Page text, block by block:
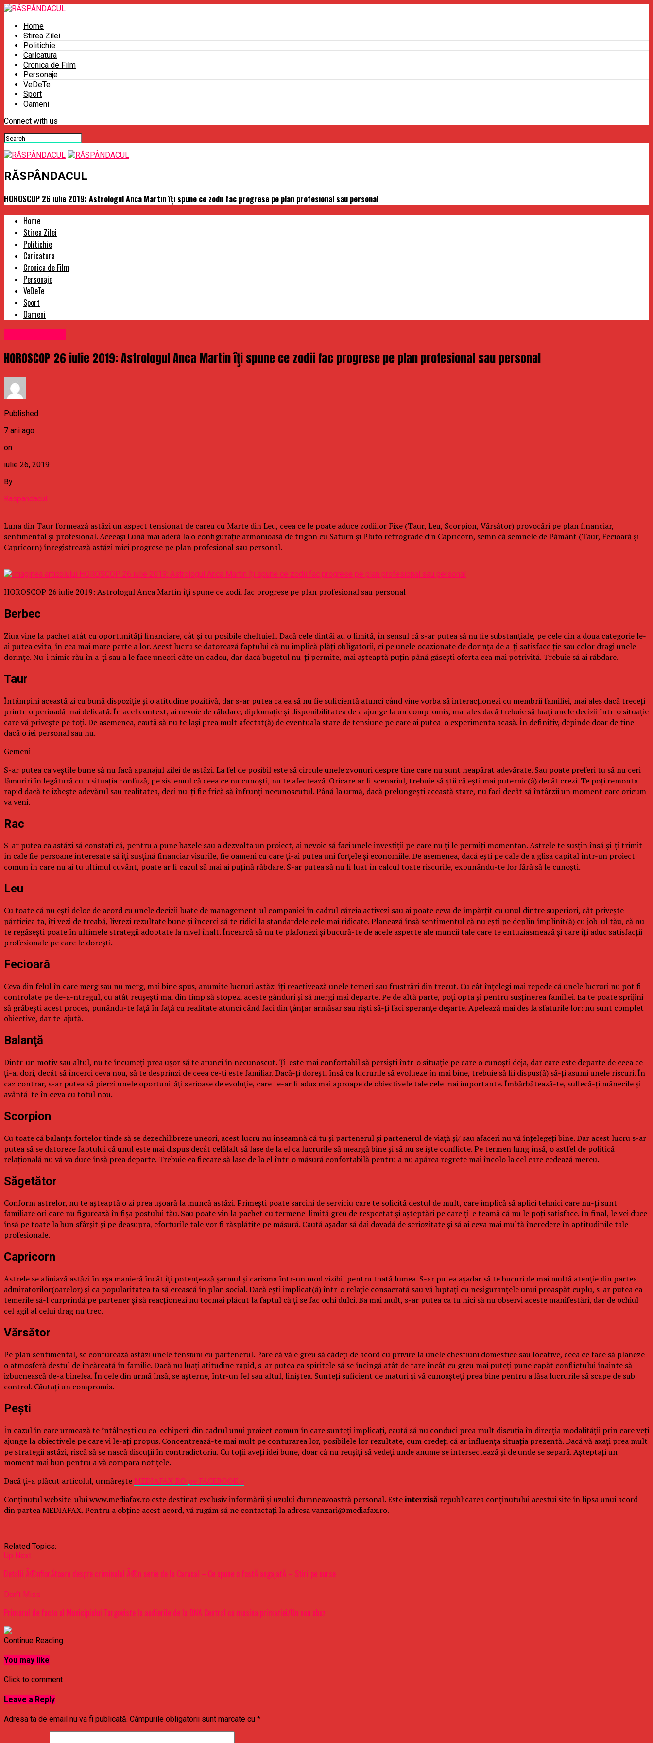
Home
Stirea Zilei
Politichie
Caricatura
Cronica de Film
Personaje
VeDeTe
Sport
Oameni
Connect with us
RĂSPÂNDACUL
HOROSCOP 26 iulie 2019: Astrologul Anca Martin îţi spune ce zodii fac progrese pe plan profesional sau personal
Home
Stirea Zilei
Politichie
Caricatura
Cronica de Film
Personaje
VeDeTe
Sport
Oameni
HOROSCOP 26 iulie 2019: Astrologul Anca Martin îţi spune ce zodii fac progrese pe plan profesional sau personal
Published
7 ani ago
on
iulie 26, 2019
By
Raspandacul
Luna din Taur formează astăzi un aspect tensionat de careu cu Marte din Leu, ceea ce le poate aduce zodiilor Fixe (Taur, Leu, Scorpion, Vărsător) provocări pe plan financiar,
sentimental şi profesional. Aceeaşi Lună mai aderă la o configuraţie armonioasă de trigon cu Saturn şi Pluto retrograde din Capricorn, semn că semnele de Pământ (Taur, Fecioară şi
Capricorn) înregistrează astăzi mici progrese pe plan profesional sau personal.
HOROSCOP 26 iulie 2019: Astrologul Anca Martin îţi spune ce zodii fac progrese pe plan profesional sau personal
Berbec
Ziua vine la pachet atât cu oportunităţi financiare, cât şi cu posibile cheltuieli. Dacă cele dintâi au o limită, în sensul că s-ar putea să nu fie substanţiale, pe cele din a doua categorie le-
ai putea evita, în cea mai mare parte a lor. Acest lucru se datorează faptului că nu implică plăţi obligatorii, ci pe unele ocazionate de dorinţa de a-ţi satisface ţie sau celor dragi unele
dorinţe. Nu-i nimic rău în a-ţi sau a le face uneori câte un cadou, dar dacă bugetul nu-ţi permite, mai aşteaptă puţin până găseşti oferta cea mai potrivită. Trebuie să ai răbdare.
Taur
Întâmpini această zi cu bună dispoziţie şi o atitudine pozitivă, dar s-ar putea ca ea să nu fie suficientă atunci când vine vorba să interacţionezi cu membrii familiei, mai ales dacă treceţi
printr-o perioadă mai delicată. În acel context, ai nevoie de răbdare, diplomaţie şi disponibilitatea de a ajunge la un compromis, mai ales dacă trebuie să luaţi unele decizii într-o situaţie
care vă priveşte pe toţi. De asemenea, caută să nu te laşi prea mult afectat(ă) de eventuala stare de tensiune pe care ai putea-o experimenta acasă. În definitiv, depinde doar de tine
dacă o iei personal sau nu.
Gemeni
S-ar putea ca veştile bune să nu facă apanajul zilei de astăzi. La fel de posibil este să circule unele zvonuri despre tine care nu sunt neapărat adevărate. Sau poate preferi tu să nu ceri
lămuriri în legătură cu o situaţia confuză, pe sistemul că ceea ce nu cunoşti, nu te afectează. Oricare ar fi scenariul, trebuie să ştii că eşti mai puternic(ă) decât crezi. Te poţi remonta
rapid dacă te izbeşte adevărul sau realitatea, deci nu-ţi fie frică să înfrunţi necunoscutul. Până la urmă, dacă prelungeşti această stare, nu faci decât să întârzii un moment care oricum
va veni.
Rac
S-ar putea ca astăzi să constaţi că, pentru a pune bazele sau a dezvolta un proiect, ai nevoie să faci unele investiţii pe care nu ţi le permiţi momentan. Astrele te susţin însă şi-ţi trimit
în cale fie persoane interesate să îţi susţină financiar visurile, fie oameni cu care ţi-ai putea uni forţele şi economiile. De asemenea, dacă eşti pe cale de a glisa capital într-un proiect
comun în care nu ai tu ultimul cuvânt, poate ar fi cazul să mai ai puţină răbdare. S-ar putea să nu fi luat în calcul toate riscurile, expunându-te lor fără să le cunoşti.
Leu
Cu toate că nu eşti deloc de acord cu unele decizii luate de management-ul companiei în cadrul căreia activezi sau ai poate ceva de împărţit cu unul dintre superiori, cât priveşte
părticica ta, îţi vezi de treabă, livrezi rezultate bune şi încerci să te ridici la standardele cele mai ridicate. Planează însă sentimentul că nu eşti pe deplin împlinit(ă) cu job-ul tău, că nu
te regăseşti poate în ultimele strategii adoptate la nivel înalt. Încearcă să nu te plafonezi şi bucură-te de acele aspecte ale muncii tale care te entuziasmează şi care îţi aduc satisfacţii
profesionale pe care le doreşti.
Fecioară
Ceva din felul în care merg sau nu merg, mai bine spus, anumite lucruri astăzi îţi reactivează unele temeri sau frustrări din trecut. Cu cât înţelegi mai repede că unele lucruri nu pot fi
controlate pe de-a-ntregul, cu atât reuşeşti mai din timp să stopezi aceste gânduri şi să mergi mai departe. Pe de altă parte, poţi opta şi pentru susţinerea familiei. Ea te poate sprijini
să grăbeşti acest proces, punându-te faţă în faţă cu realitate atunci când faci din ţânţar armăsar sau rişti să-ţi faci speranţe deşarte. Apelează mai des la sfaturile lor: nu sunt complet
obiective, dar te-ajută.
Balanţă
Dintr-un motiv sau altul, nu te încumeţi prea uşor să te arunci în necunoscut. Ţi-este mai confortabil să persişti într-o situaţie pe care o cunoşti deja, dar care este departe de ceea ce
ţi-ai dori, decât să încerci ceva nou, să te desprinzi de ceea ce-ţi este familiar. Dacă-ţi doreşti însă ca lucrurile să evolueze în mai bine, trebuie să fii dispus(ă) să-ţi asumi unele riscuri. În
caz contrar, s-ar putea să pierzi unele oportunităţi serioase de evoluţie, care te-ar fi adus mai aproape de obiectivele tale cele mai importante. Îmbărbătează-te, suflecă-ţi mânecile şi
avântă-te în ceva cu totul nou.
Scorpion
Cu toate că balanţa forţelor tinde să se dezechilibreze uneori, acest lucru nu înseamnă că tu şi partenerul şi partenerul de viaţă şi/ sau afaceri nu vă înţelegeţi bine. Dar acest lucru s-ar
putea să se datoreze faptului că unul este mai dispus decât celălalt să lase de la el ca lucrurile să meargă bine şi să nu se işte conflicte. Pe termen lung însă, o astfel de politică
relaţională nu vă va duce însă prea departe. Trebuie ca fiecare să lase de la el într-o măsură confortabilă pentru a nu apărea regrete mai încolo la cel care cedează mereu.
Săgetător
Conform astrelor, nu te aşteaptă o zi prea uşoară la muncă astăzi. Primeşti poate sarcini de serviciu care te solicită destul de mult, care implică să aplici tehnici care nu-ţi sunt
familiare ori care nu figurează în fişa postului tău. Sau poate vin la pachet cu termene-limită greu de respectat şi aşteptări pe care ţi-e teamă că nu le poţi satisface. În final, le vei duce
însă pe toate la bun sfârşit şi pe deasupra, eforturile tale vor fi răsplătite pe măsură. Caută aşadar să dai dovadă de seriozitate şi să ai ceva mai multă încredere în aptitudinile tale
profesionale.
Capricorn
Astrele se aliniază astăzi în aşa manieră încât îţi potenţează şarmul şi carisma într-un mod vizibil pentru toată lumea. S-ar putea aşadar să te bucuri de mai multă atenţie din partea
admiratorilor(oarelor) şi ca popularitatea ta să crească în plan social. Dacă eşti implicat(ă) într-o relaţie consacrată sau vă luptaţi cu nesiguranţele unui proaspăt cuplu, s-ar putea ca
temerile să-l curprindă pe partener şi să reacţionezi nu tocmai plăcut la faptul că ţi se fac ochi dulci. Ba mai mult, s-ar putea ca tu nici să nu observi aceste manifestări, dar de ochiul
cel agil al celui drag nu trec.
Vărsător
Pe plan sentimental, se conturează astăzi unele tensiuni cu partenerul. Pare că vă e greu să cădeţi de acord cu privire la unele chestiuni domestice sau locative, ceea ce face să planeze
o atmosferă destul de încărcată în familie. Dacă nu luaţi atitudine rapid, s-ar putea ca spiritele să se încingă atât de tare încât cu greu mai puteţi pune capăt conflictului înainte să
izbucnească de-a binelea. În cele din urmă însă, se aşterne, într-un fel sau altul, liniştea. Sunteţi suficient de maturi şi vă cunoaşteţi prea bine pentru a lăsa lucrurile să scape de sub
control. Căutaţi un compromis.
Peşti
În cazul în care urmează te întâlneşti cu co-echiperii din cadrul unui proiect comun în care sunteţi implicaţi, caută să nu conduci prea mult discuţia în direcţia modalităţii prin care veţi
ajunge la obiectivele pe care vi le-aţi propus. Concentrează-te mai mult pe conturarea lor, posibilele lor rezultate, cum credeţi că ar influenţa situaţia prezentă. Dacă vă axaţi prea mult
pe strategii astăzi, riscă să se nască discuţii în contradictoriu. Cu toţii aveţi idei bune, doar că nu reuşiţi să vedeţi unde anume se intersectează şi de unde se separă. Aşteptaţi un
moment mai bun pentru a vă compara notiţele.
Dacă ţi-a plăcut articolul, urmăreşte MEDIAFAX.RO pe FACEBOOK »
Conținutul website-ului www.mediafax.ro este destinat exclusiv informării și uzului dumneavoastră personal. Esteinterzisă republicarea conținutului acestui site în lipsa unui acord
din partea MEDIAFAX. Pentru a obține acest acord, vă rugăm să ne contactați la adresa vanzari@mediafax.ro.
Related Topics:
Up Next
Detalii Ã®nfiorÄtoare despre criminalul Ã®n serie de la Caracal – Ce spune o fostÄ angajatÄ – Stiri pe surse
Don't Miss
Primarul de facto al Municipiului Targoviste la audierile de la DNA Central cu masina primariei/Un nou abuz
Continue Reading
You may like
Click to comment
Leave a Reply
Adresa ta de email nu va fi publicată. Câmpurile obligatorii sunt marcate cu *